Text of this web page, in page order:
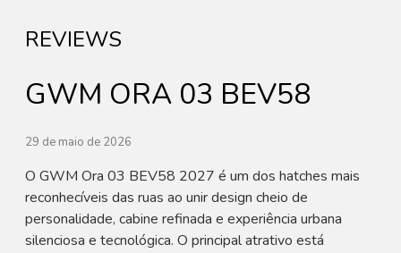
REVIEWS
GWM ORA 03 BEV58
29 de maio de 2026
O GWM Ora 03 BEV58 2027 é um dos hatches mais
reconhecíveis das ruas ao unir design cheio de
personalidade, cabine refinada e experiência urbana
silenciosa e tecnológica. O principal atrativo está